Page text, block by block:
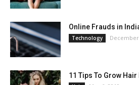
Online Frauds in
Technology December
11 Tips To Grow